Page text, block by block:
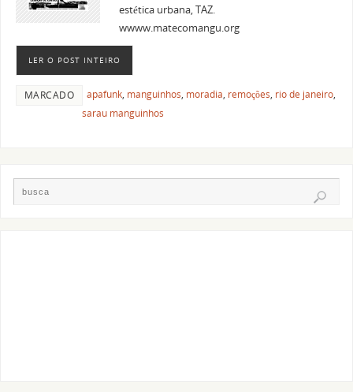
estética urbana, TAZ.
wwww.matecomangu.org
LER O POST INTEIRO
MARCADO apafunk, manguinhos, moradia, remoções, rio de janeiro,
sarau manguinhos